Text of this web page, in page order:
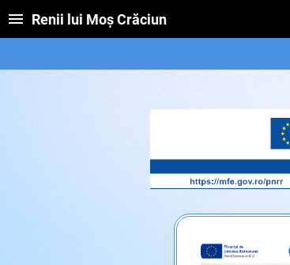
Renii lui Moș Crăciun